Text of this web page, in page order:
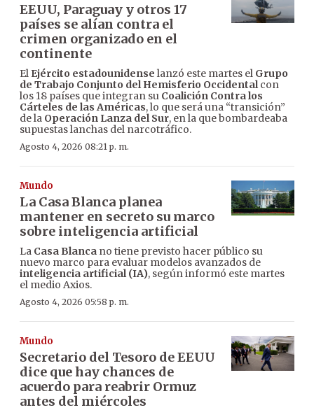
EEUU, Paraguay y otros 17
países se alían contra el
crimen organizado en el
continente
El Ejército estadounidense lanzó este martes el Grupo
de Trabajo Conjunto del Hemisferio Occidentalcon
los 18 países que integran su Coalición Contra los
Cárteles de las Américas, lo que será una “transición”
de la Operación Lanza del Sur, en la que bombardeaba
supuestas lanchas del narcotráfico.
Agosto 4, 2026 08:21 p. m.
Mundo
La Casa Blanca planea
mantener en secreto su marco
sobre inteligencia artificial
La Casa Blanca no tiene previsto hacer público su
nuevo marco para evaluar modelos avanzados de
inteligencia artificial (IA), según informó este martes
el medio Axios.
Agosto 4, 2026 05:58 p. m.
Mundo
Secretario del Tesoro de EEUU
dice que hay chances de
acuerdo para reabrir Ormuz
antes del miércoles